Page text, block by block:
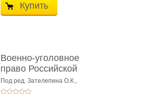
Купить
Военно-уголовное
право Российской
Федерации. � ...
Под ред. Зателепина О.К.,
Шарапова С.Н.